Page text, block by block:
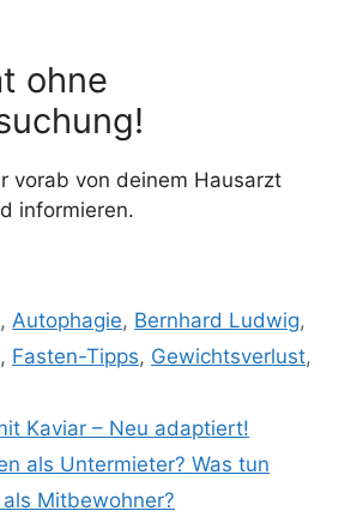
ohne
vorab von deinem Hausarzt
informieren.
,Autophagie, Bernhard Ludwig,
, Fasten-Tipps, Gewichtsverlust,
Kaviar – Neu adaptiert!
als Untermieter? Was tun
Mitbewohner?